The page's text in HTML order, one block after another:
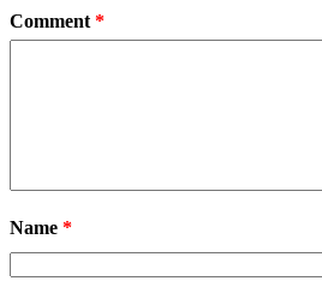
Comment *
Name *